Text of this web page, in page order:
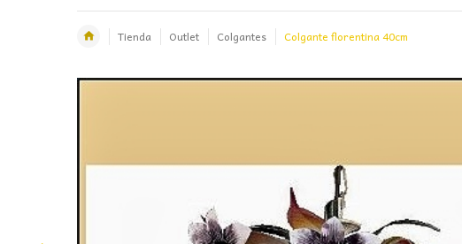
Tienda Outlet Colgantes Colgante florentina 40cm